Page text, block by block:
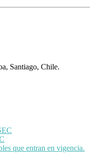
Santiago, Chile.
que entran en vigencia.